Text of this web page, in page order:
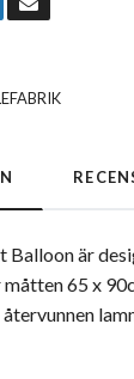
Balloon är
måtten 65 x